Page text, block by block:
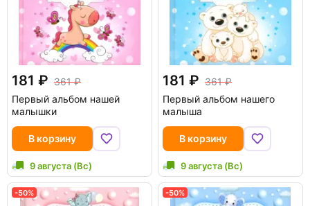
181
361
Первый альбом нашей
малышки
В корзину
9 августа (Вс)
181
361
Первый альбом нашего
малыша
В корзину
9 августа (Вс)
-50% -50%